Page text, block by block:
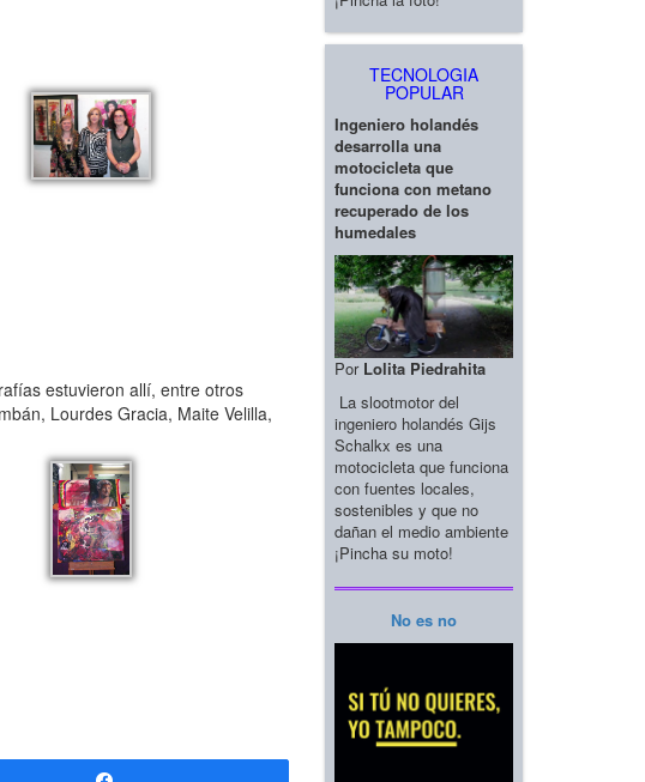
estuvieron allí, entre otros
Lourdes Gracia, Maite Velilla,
TECNOLOGIA
POPULAR
Ingeniero holandés
desarrolla una
motocicleta que
funciona con metano
recuperado de los
humedales
Por Lolita Piedrahita
La slootmotor del
ingeniero holandés Gijs
Schalkx es una
motocicleta que funciona
con fuentes locales,
sostenibles y que no
dañan el medio ambiente
¡Pincha su moto!
No es no